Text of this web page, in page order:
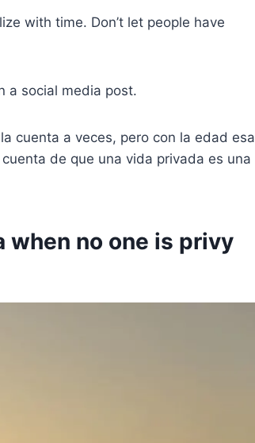
with time. Don’t let people have
a social media post.
cuenta a veces, pero con la edad esa
de que una vida privada es una
when no one is privy